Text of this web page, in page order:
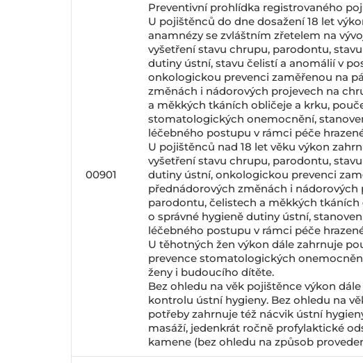
00901
Preventivní prohlídka registrovaného
U pojištěnců do dne dosažení 18 let
anamnézy se zvláštním zřetelem na
vyšetření stavu chrupu, parodontu,
dutiny ústní, stavu čelistí a anomálií v
onkologickou prevenci zaměřenou na
změnách i nádorových projevech na
a měkkých tkáních obličeje a krku,
stomatologických onemocnění,
léčebného postupu v rámci péče
U pojištěnců nad 18 let věku výkon
vyšetření stavu chrupu, parodontu,
dutiny ústní, onkologickou prevenci
přednádorových změnách i nádorových
parodontu, čelistech a měkkých
o správné hygieně dutiny ústní,
léčebného postupu v rámci péče
U těhotných žen výkon dále zahrnuje
prevence stomatologických
ženy i budoucího dítěte.
Bez ohledu na věk pojištěnce výkon
kontrolu ústní hygieny. Bez ohledu na
potřeby zahrnuje též nácvik ústní
masáží, jedenkrát ročně profylaktické
kamene (bez ohledu na způsob